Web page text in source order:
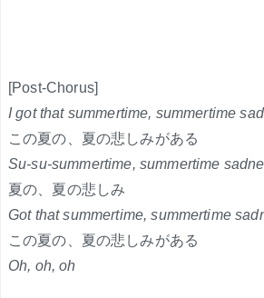
[Post-Chorus]
I got that summertime, summertime
この夏の、夏の悲しみがある
Su-su-summertime, summertime
夏の、夏の悲しみ
Got that summertime, summertime
この夏の、夏の悲しみがある
Oh, oh, oh